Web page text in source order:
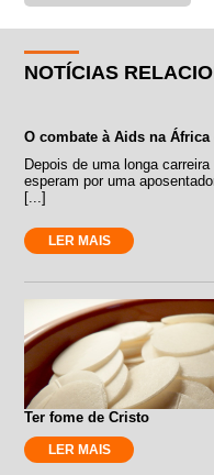
NOTÍCIAS
O combate à Aids na
Depois de uma longa
esperam por uma
[...]
LER MAIS
Ter fome de Cristo
LER MAIS